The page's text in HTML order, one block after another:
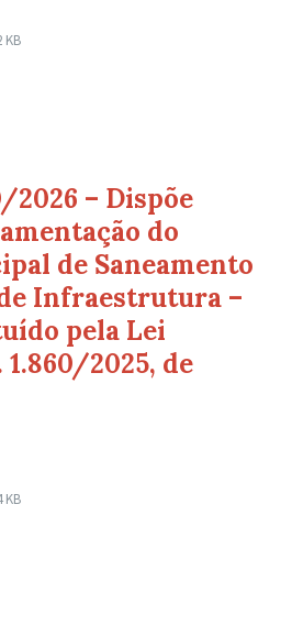
KB
2026 – Dispõe
do
de Saneamento
Infraestrutura –
pela Lei
2025, de
KB